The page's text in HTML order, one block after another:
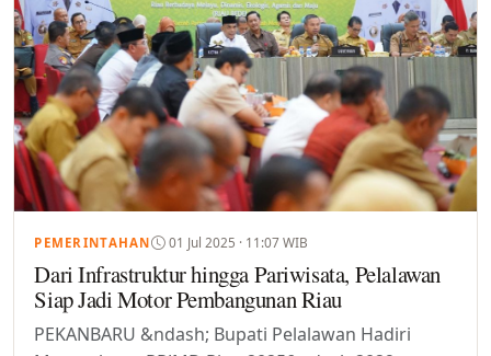
PEMERINTAHAN 01 Jul 2025 · 11:07 WIB
Dari Infrastruktur hingga Pariwisata, Pelalawan
Siap Jadi Motor Pembangunan Riau
PEKANBARU &ndash; Bupati Pelalawan Hadiri